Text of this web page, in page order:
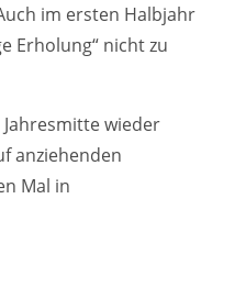
im ersten Halbjahr
Erholung“ nicht zu
wieder
anziehenden
Mal in